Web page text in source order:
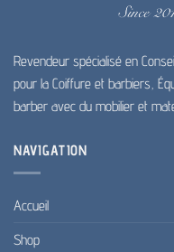
Revendeur spécialisé en
pour la Coiffure et barbiers,
barber avec du mobilier et
NAVIGATION
Accueil
Shop